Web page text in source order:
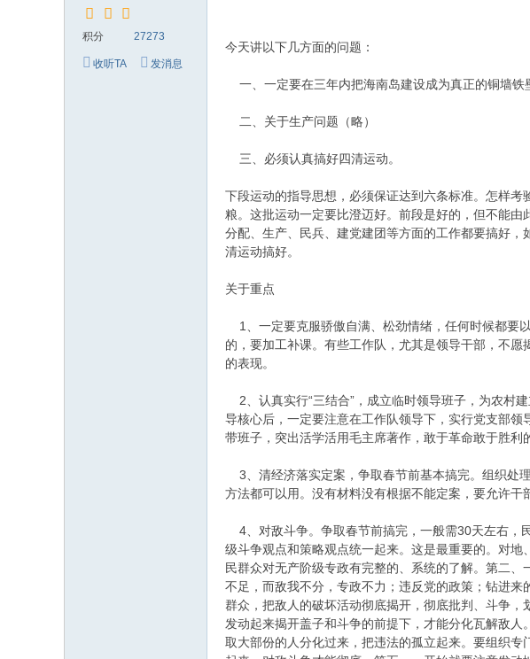
积分 27273
收听TA 发消息
今天讲以下几方面的问题：
一、一定要在三年内把海南岛建设成为真正的铜墙铁
二、关于生产问题（略）
三、必须认真搞好四清运动。
下段运动的指导思想，必须保证达到六条标准。怎样
粮。这批运动一定要比澄迈好。前段是好的，但不能由
分配、生产、民兵、建党建团等方面的工作都要搞好
清运动搞好。
关于重点
1、一定要克服骄傲自满、松劲情绪，任何时候都要
的，要加工补课。有些工作队，尤其是领导干部，不
的表现。
2、认真实行“三结合”，成立临时领导班子，为农村
导核心后，一定要注意在工作队领导下，实行党支部
带班子，突出活学活用毛主席著作，敢于革命敢于胜利
3、清经济落实定案，争取春节前基本搞完。组织处
方法都可以用。没有材料没有根据不能定案，要允许干
4、对敌斗争。争取春节前搞完，一般需30天左右，
级斗争观点和策略观点统一起来。这是最重要的。对
民群众对无产阶级专政有完整的、系统的了解。第二
不足，而敌我不分，专政不力；违反党的政策；钻进
群众，把敌人的破坏活动彻底揭开，彻底批判、斗争
发动起来揭开盖子和斗争的前提下，才能分化瓦解敌
取大部份的人分化过来，把违法的孤立起来。要组织